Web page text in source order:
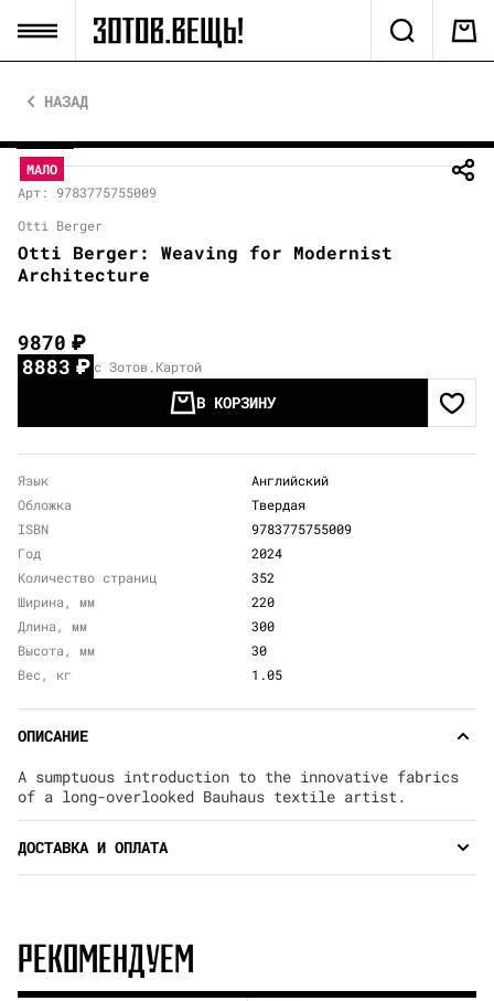
НАЗАД
МАЛО
Арт: 9783775755009
Otti Berger
Otti Berger: Weaving for Modernist
Architecture
9870₽
8883₽ с Зотов.Картой
В КОРЗИНУ
Язык
Английский
Обложка
Твердая
ISBN
9783775755009
Год
2024
Количество страниц
352
Ширина, мм
220
Длина, мм
300
Высота, мм
30
Вес, кг
1.05
ОПИСАНИЕ
A sumptuous introduction to the innovative fabrics
of a long-overlooked Bauhaus textile artist.
ДОСТАВКА И ОПЛАТА
РЕКОМЕНДУЕМ